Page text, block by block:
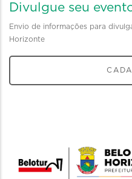
Divulgue seu
Envio de informações para
Horizonte